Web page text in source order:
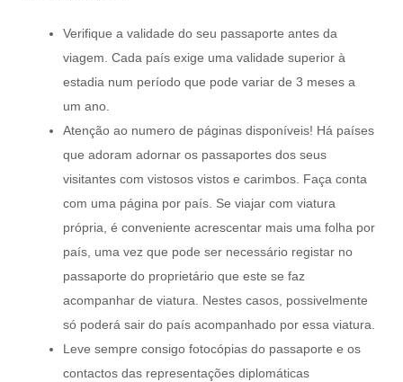
Verifique a validade do seu passaporte antes da
viagem. Cada país exige uma validade superior à
estadia num período que pode variar de 3 meses a
um ano.
Atenção ao numero de páginas disponíveis! Há países
que adoram adornar os passaportes dos seus
visitantes com vistosos vistos e carimbos. Faça conta
com uma página por país. Se viajar com viatura
própria, é conveniente acrescentar mais uma folha por
país, uma vez que pode ser necessário registar no
passaporte do proprietário que este se faz
acompanhar de viatura. Nestes casos, possivelmente
só poderá sair do país acompanhado por essa viatura.
Leve sempre consigo fotocópias do passaporte e os
contactos das representações diplomáticas